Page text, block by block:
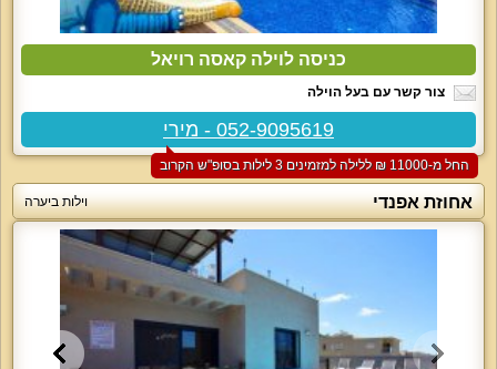
כניסה לוילה קאסה רויאל
צור קשר עם בעל הוילה
052-9095619 - מירי
החל מ-‏11000 ₪ ללילה למזמינים 3 לילות בסופ"ש הקרוב
אחוזת אפנדי וילות ביערה